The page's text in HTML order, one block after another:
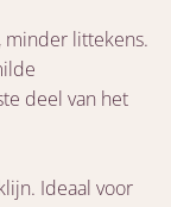
littekens.
deel van het
Ideaal voor